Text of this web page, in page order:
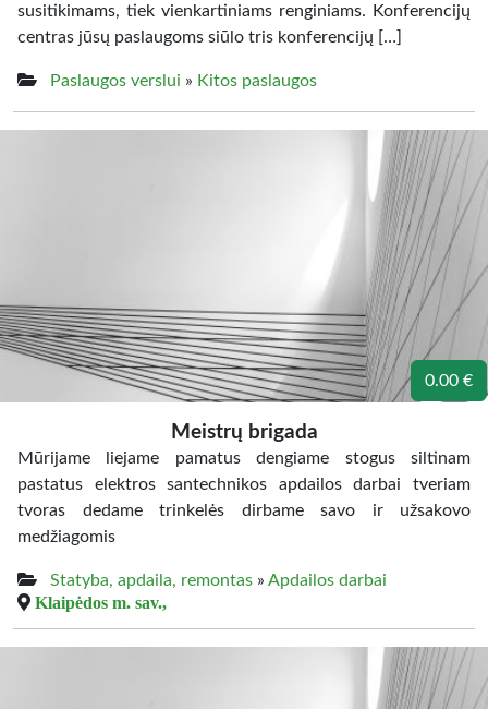
susitikimams, tiek vienkartiniams renginiams. Konferencijų
centras jūsų paslaugoms siūlo tris konferencijų […]
Paslaugos verslui » Kitos paslaugos
0.00 €
Meistrų brigada
Mūrijame liejame pamatus dengiame stogus siltinam
pastatus elektros santechnikos apdailos darbai tveriam
tvoras dedame trinkelės dirbame savo ir užsakovo
medžiagomis
Statyba, apdaila, remontas » Apdailos darbai
Klaipėdos m. sav.,